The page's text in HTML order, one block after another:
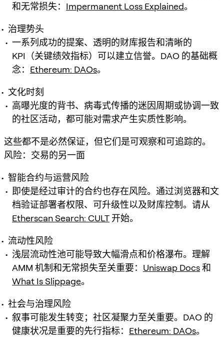
和无常损失： Impermanent Loss Explained。
治理势头
一系列成功的提案、透明的财库报告和清晰的
KPI（关键绩效指标）可以建立信誉。DAO 的基础概
念： Ethereum: DAOs。
文化时刻
高曝光度的背书、病毒式传播的迷因周期或协调一致
的社区活动，都可能对需求产生实质性影响。
这些都不是必然保证，但它们是可观察和可追踪的。
风险：交易的另一面
智能合约与运营风险
即使是经过审计的合约也存在风险。通过浏览器和文
档验证部署者权限、可升级性以及财库控制。请从
Etherscan Search: CULT 开始。
流动性风险
浅层流动性池可能导致大幅滑点和价格瀑布。理解
AMM 机制和无常损失至关重要： Uniswap Docs和
What Is Slippage。
社会与治理风险
叙事可能发生转变；社区凝聚力至关重要。DAO 的
健康状况是重要的先行指标： Ethereum: DAOs。